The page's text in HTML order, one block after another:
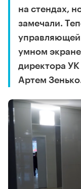
на стендах,
замечали.
управляющей
умном
директора
Артем